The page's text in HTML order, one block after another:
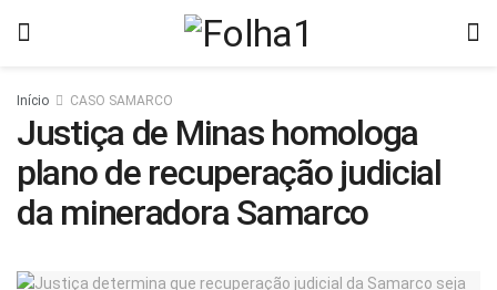
Início CASO SAMARCO
Justiça de Minas homologa
plano de recuperação judicial
da mineradora Samarco